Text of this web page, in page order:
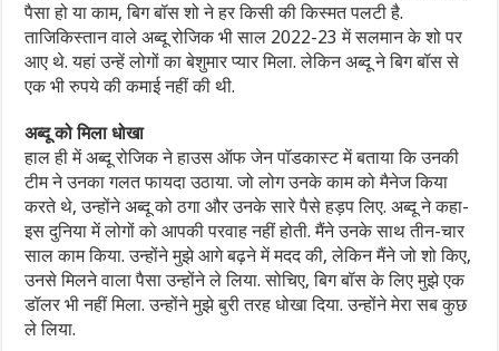
पैसा हो या काम, बिग बॉस शो ने हर किसी की किस्मत पलटी है.
ताजिकिस्तान वाले अब्दू रोजिक भी साल 2022-23 में सलमान के शो पर
आए थे. यहां उन्हें लोगों का बेशुमार प्यार मिला. लेकिन अब्दू ने बिग बॉस से
एक भी रुपये की कमाई नहीं की थी.
अब्दू को मिला धोखा
हाल ही में अब्दू रोजिक ने हाउस ऑफ जेन पॉडकास्ट में बताया कि उनकी
टीम ने उनका गलत फायदा उठाया. जो लोग उनके काम को मैनेज किया
करते थे, उन्होंने अब्दू को ठगा और उनके सारे पैसे हड़प लिए. अब्दू ने कहा-
इस दुनिया में लोगों को आपकी परवाह नहीं होती. मैंने उनके साथ तीन-चार
साल काम किया. उन्होंने मुझे आगे बढ़ने में मदद की, लेकिन मैंने जो शो किए,
उनसे मिलने वाला पैसा उन्होंने ले लिया. सोचिए, बिग बॉस के लिए मुझे एक
डॉलर भी नहीं मिला. उन्होंने मुझे बुरी तरह धोखा दिया. उन्होंने मेरा सब कुछ
ले लिया.